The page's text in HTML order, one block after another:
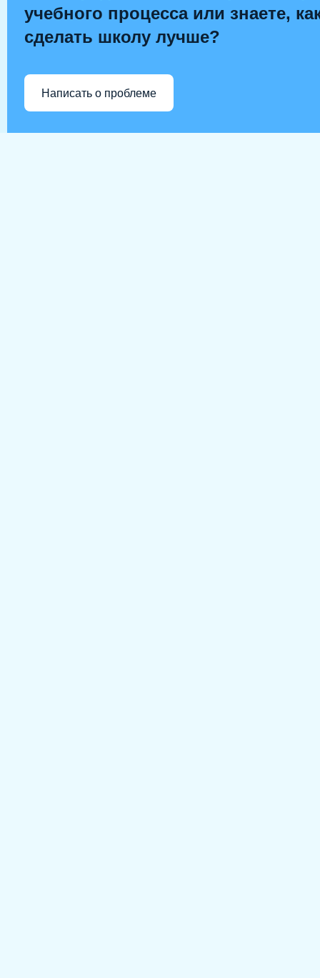
учебного процесса или знаете,
сделать школу лучше?
Написать о проблеме